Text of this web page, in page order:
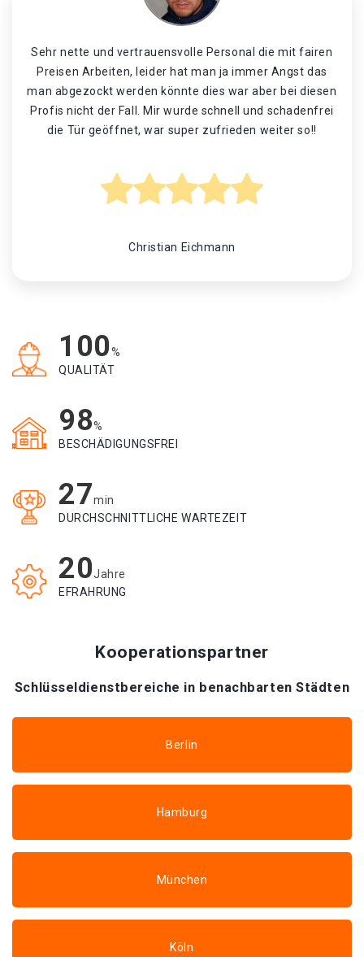
Sehr nette und vertrauensvolle Personal die mit fairen
Preisen Arbeiten, leider hat man ja immer Angst das
man abgezockt werden könnte dies war aber bei diesen
Profis nicht der Fall. Mir wurde schnell und schadenfrei
die Tür geöffnet, war super zufrieden weiter so!!
Christian Eichmann
100%
QUALITÄT
98%
BESCHÄDIGUNGSFREI
27min
DURCHSCHNITTLICHE WARTEZEIT
20Jahre
EFRAHRUNG
Kooperationspartner
Schlüsseldienstbereiche in benachbarten Städten
Berlin
Hamburg
München
Köln